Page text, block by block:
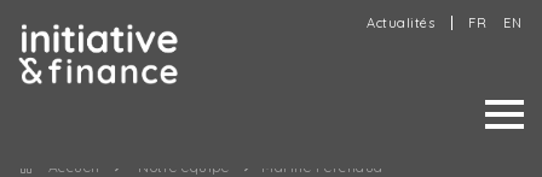
Actualités FR EN
Accueil Notre équipe Marine Ferchaud